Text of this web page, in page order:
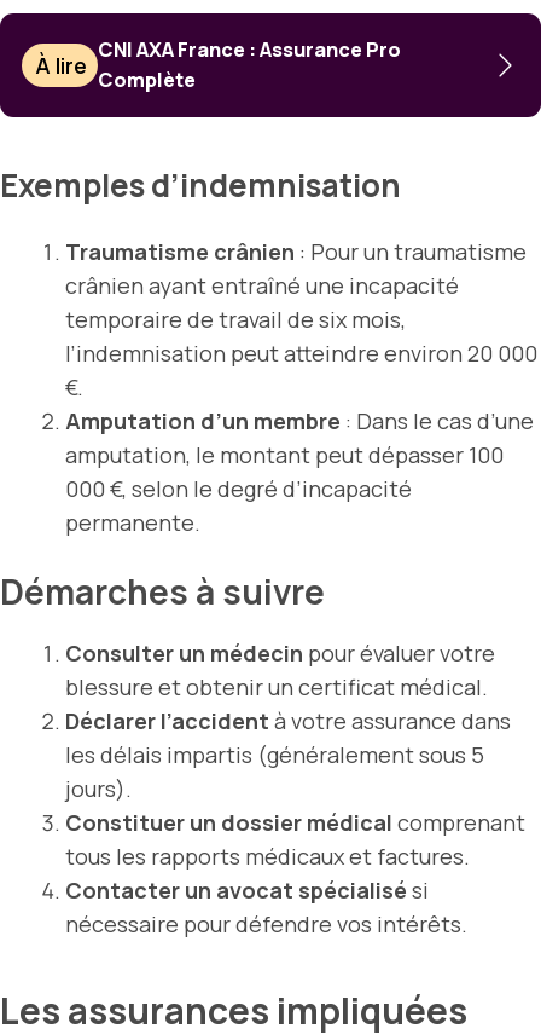
À lire
CNI AXA France : Assurance Pro
Complète
Exemples d’indemnisation
Traumatisme crânien : Pour un traumatisme
crânien ayant entraîné une incapacité
temporaire de travail de six mois,
l’indemnisation peut atteindre environ 20 000
€.
Amputation d’un membre : Dans le cas d’une
amputation, le montant peut dépasser 100
000 €, selon le degré d’incapacité
permanente.
Démarches à suivre
Consulter un médecin pour évaluer votre
blessure et obtenir un certificat médical.
Déclarer l’accident à votre assurance dans
les délais impartis (généralement sous 5
jours).
Constituer un dossier médical comprenant
tous les rapports médicaux et factures.
Contacter un avocat spécialisé si
nécessaire pour défendre vos intérêts.
Les assurances impliquées